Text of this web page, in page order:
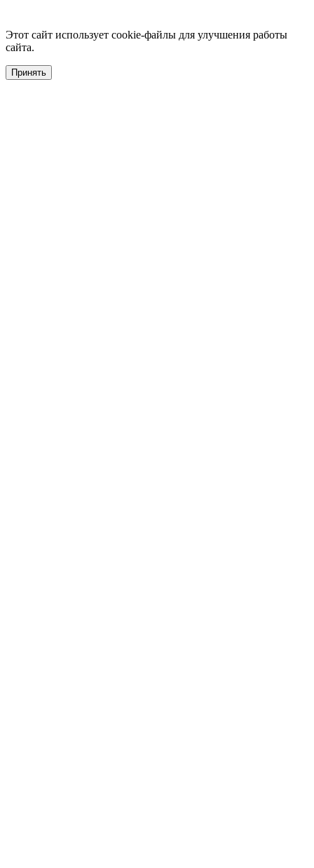
Этот сайт использует cookie-файлы для улучшения работы
сайта.
Принять